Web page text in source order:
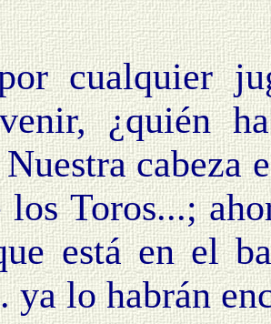
cualquier
¿quién
Nuestra cabeza
Toros...;
está en el
ya lo habrán